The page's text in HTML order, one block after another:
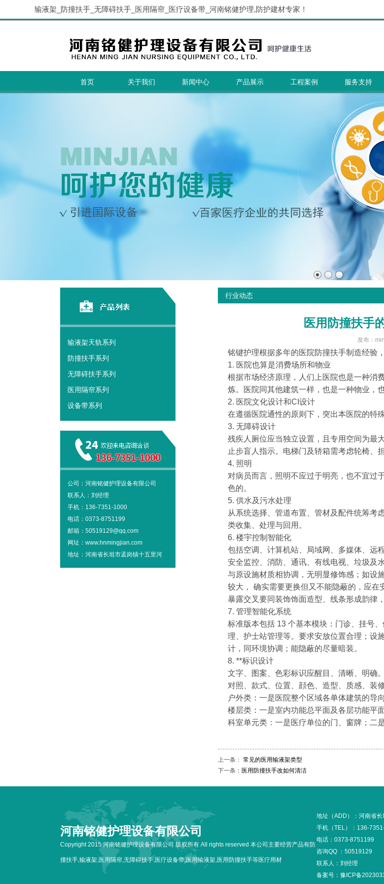
输液架_防撞扶手_无障碍扶手_医用隔帘_医疗设备带_河南铭健护理,防护建材专家！
首页 关于我们 新闻中心 产品展示 工程案例 服务支持
输液架天轨系列
防撞扶手系列
无障碍扶手系列
医用隔帘系列
设备带系列
公司：河南铭健护理设备有限公司
联系人：刘经理
手机：136-7351-1000
电话：0373-8751199
邮箱：50519129@qq.com
网址：www.hnmingjian.com
地址：河南省长垣市孟岗镇十五里河
行业动态
医用防撞扶手
发布：
铭键护理根据多年的医院防撞扶手制造经验
1. 医院也算是消费场所和物业
根据市场经济原理，人们上医院也是一种消
炼。医院同其他建筑一样，也是一种物业，
2. 医院文化设计和CI设计
在遵循医院通性的原则下，突出本医院的特
3. 无障碍设计
残疾人厕位应当独立设置，且专用空间为最
止步盲人指示。电梯门及轿箱需考虑轮椅、
4. 照明
对病员而言，照明不应过于明亮，也不宜过
色的。
5. 供水及污水处理
从系统选择、管道布置、管材及配件统筹考
类收集、处理与回用。
6. 楼宇控制智能化
包括空调、计算机站、局域网、多媒体、远
安全监控、消防、通讯、有线电视、垃圾及
与原设施材质相协调，无明显修饰感；如设
较大， 确实需要更换但又不能隐蔽的，应
暴露交叉要同装饰饰面造型、线条形成韵律
7. 管理智能化系统
标准版本包括 13 个基本模块：门诊、挂号
理、护士站管理等。要求安放位置合理；设
计，同环境协调；能隐蔽的尽量暗装。
8. **标识设计
文字、图案、色彩标识应醒目、清晰、明确
对照、款式、位置、顔色、造型、质感、装
户外类：一是医院整个区域各单体建筑的导
楼层类：一是室内功能总平面及各层功能平
科室单元类：一是医疗单位的门、窗牌；二
上一条： 常见的医用输液架类型
下一条： 医用防撞扶手改如何清洁
河南铭健护理设备有限公司
Copyright 2015 河南铭健护理设备有限公司 版权所有 All rights reserved 本公司主要经营产品有防
撞扶手,输液架,医用隔帘,无障碍扶手,医疗设备带,医用输液架,医用防撞扶手等医疗用材
地址（ADD）：河南省
手机（TEL）：136-
电话：0373-8751199
咨询QQ ：50519129
联系人：刘经理
备案号： 豫ICP备